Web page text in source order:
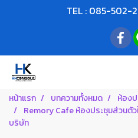
TEL : 085-502-
หน้าแรก บทความทั้งหมด
ห้อง
Remory Cafe ห้องประชุมส่วนตั
บริษัท